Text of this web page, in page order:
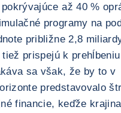
až 40 %
programy na
približne 2,8
tiež prispejú k
sa však, že by to v
predstavovalo
financie, keďže